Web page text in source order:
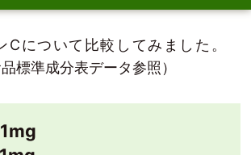
Cについて比較してみました。
品標準成分表データ参照）